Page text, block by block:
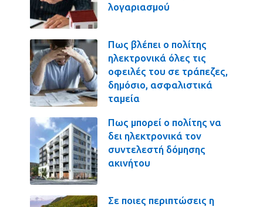
λογαριασμού
Πως βλέπει ο πολίτης
ηλεκτρονικά όλες τις
οφειλές του σε τράπεζες,
δημόσιο, ασφαλιστικά
ταμεία
Πως μπορεί ο πολίτης να
δει ηλεκτρονικά τον
συντελεστή δόμησης
ακινήτου
Σε ποιες περιπτώσεις η